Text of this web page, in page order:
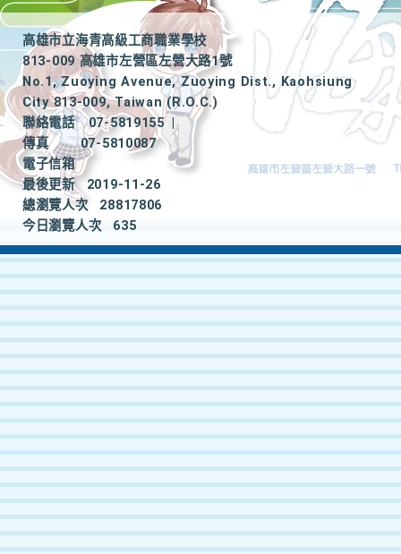
高雄市立海青高級工商職業學校
813-009 高雄市左營區左營大路1號
No.1, Zuoying Avenue, Zuoying Dist., Kaohsiung
City 813-009, Taiwan (R.O.C.)
聯絡電話
07-5819155
|
傳真
07-5810087
電子信箱
最後更新
2019-11-26
總瀏覽人次
28817806
今日瀏覽人次
635